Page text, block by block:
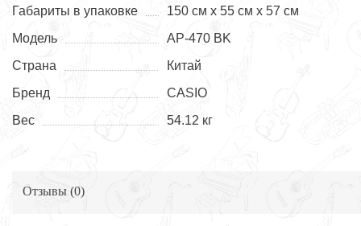
Габариты в упаковке
150 см x 55 см x 57 см
Модель
AP-470 BK
Страна
Китай
Бренд
CASIO
Вес
54.12 кг
Отзывы (0)